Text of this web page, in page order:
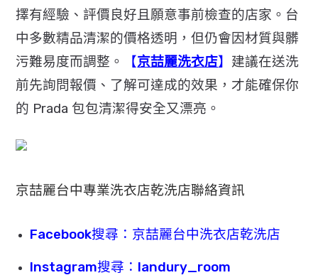
擇有經驗、評價良好且願意事前檢查的店家。台
中多數精品清潔的價格透明，但仍會因材質與髒
污難易度而調整。
【京喆麗洗衣店】 建議在送洗
前先詢問報價、 了解可達成的效果，才能確保你
的 Prada 包包清潔得安全又漂亮。
京喆麗台中專業洗衣店乾洗店聯絡資訊
Facebook搜尋：京喆麗台中洗衣店乾洗店
Instagram搜尋：landury_room